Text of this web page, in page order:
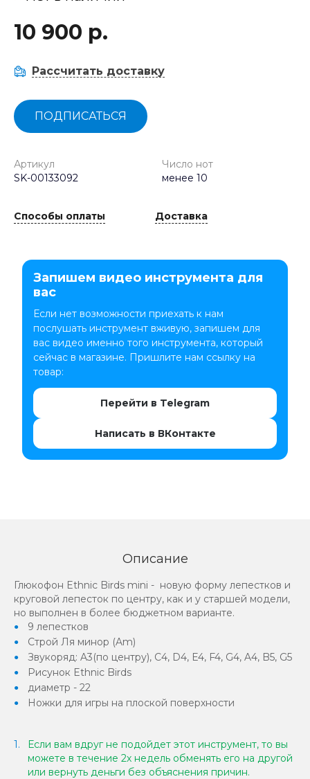
10 900 р.
Рассчитать доставку
ПОДПИСАТЬСЯ
Артикул
SK-00133092
Число нот
менее 10
Способы оплаты Доставка
Запишем видео инструмента для
вас
Если нет возможности приехать к нам
послушать инструмент вживую, запишем для
вас видео именно того инструмента, который
сейчас в магазине. Пришлите нам ссылку на
товар:
Перейти в Telegram
Написать в ВКонтакте
Описание
Глюкофон Ethnic Birds mini - новую форму лепестков и
круговой лепесток по центру, как и у старшей модели,
но выполнен в более бюджетном варианте.
9 лепестков
Строй Ля минор (Am)
Звукоряд: A3(по центру), C4, D4, E4, F4, G4, A4, B5, G5
Рисунок Ethnic Birds
диаметр - 22
Ножки для игры на плоской поверхности
Если вам вдруг не подойдет этот инструмент, то вы
можете в течение 2х недель обменять его на другой
или вернуть деньги без объяснения причин.